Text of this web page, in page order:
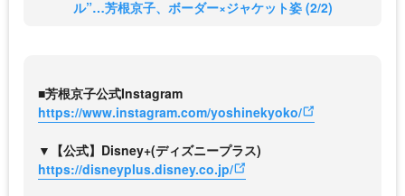
ル”…芳根京子、ボーダー×ジャケット姿 (2/2)
■芳根京子公式Instagram
https://www.instagram.com/yoshinekyoko/
▼【公式】Disney+(ディズニープラス)
https://disneyplus.disney.co.jp/